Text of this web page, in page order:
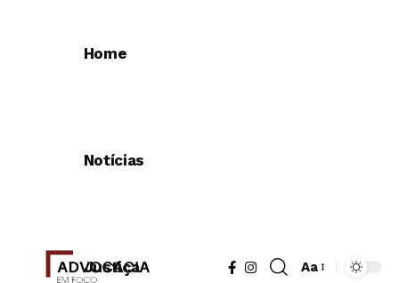
Home
Notícias
Justiça Aa